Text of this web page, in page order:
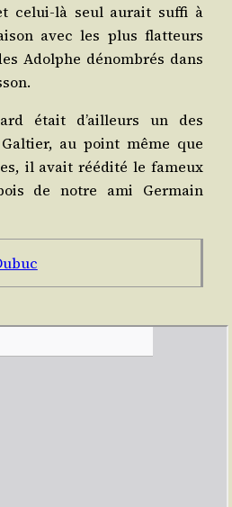
celui-là seul aurait suf­fi à
avec les plus flat­teurs
Adolphe dénom­brés dans
était d’ailleurs un des
au point même que
il avait réédi­té le fameux
de notre ami Ger­main